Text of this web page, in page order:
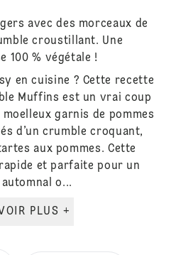
avec des morceaux de
croustillant. Une
100 % végétale !
en cuisine ? Cette recette
Muffins est un vrai coup
garnis de pommes
d’un crumble croquant,
aux pommes. Cette
et parfaite pour un
o...
EN SAVOIR PLUS +